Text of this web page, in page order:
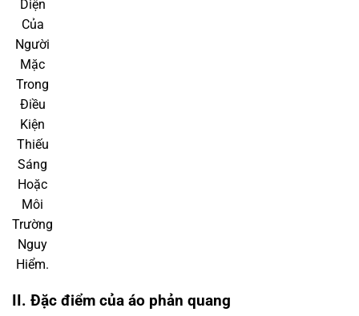
trong điều kiện thiếu sáng. Chất liệu và thiết kế đóng vai trò
quan trọng trong việc đảm bảo tính hiệu quả và độ bền của
áo.
Chất liệu phổ biến:
Polyester: Loại vải nhẹ, bền, có khả năng chống thấm nước
và dễ vệ sinh.
Nylon: Có độ bền cao, dẻo dai và chịu lực tốt, phù hợp với
điều kiện làm việc khắc nghiệt.
Sợi phản quang: Được dệt hoặc in trên áo, có khả năng
phản chiếu ánh sáng mạnh mẽ khi có nguồn sáng chiếu
Thiết kế đa dạng: